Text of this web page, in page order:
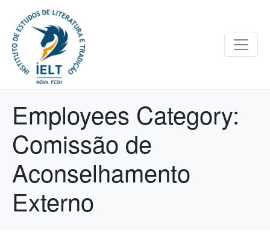
Employees Category:
Comissão de
Aconselhamento
Externo